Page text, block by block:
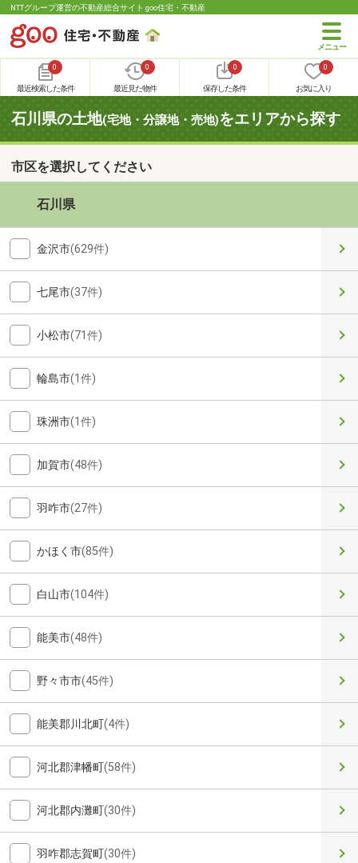
NTTグループ運営の不動産総合サイト goo住宅・不動産
0
最近検索した条件
0
最近見た物件
0
保存した条件
0
お気に入り
石川県の土地(宅地・分譲地・売地)をエリアから探す
市区を選択してください
石川県
金沢市(629件)
七尾市(37件)
小松市(71件)
輪島市(1件)
珠洲市(1件)
加賀市(48件)
羽咋市(27件)
かほく市(85件)
白山市(104件)
能美市(48件)
野々市市(45件)
能美郡川北町(4件)
河北郡津幡町(58件)
河北郡内灘町(30件)
羽咋郡志賀町(30件)